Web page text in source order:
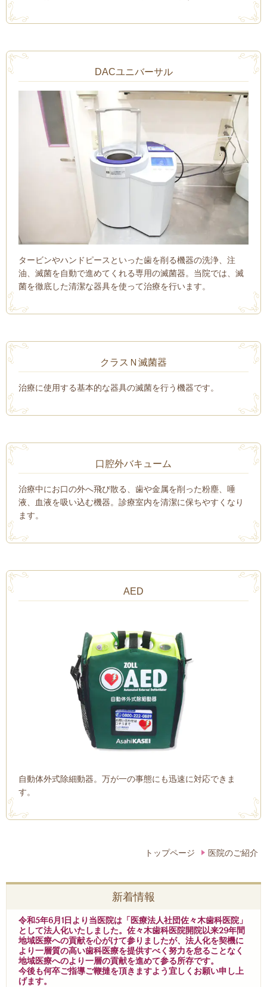
DACユニバーサル
タービンやハンドピースといった歯を削る機器の洗浄、注
油、滅菌を自動で進めてくれる専用の滅菌器。当院では、滅
菌を徹底した清潔な器具を使って治療を行います。
クラスＮ滅菌器
治療に使用する基本的な器具の滅菌を行う機器です。
口腔外バキューム
治療中にお口の外へ飛び散る、歯や金属を削った粉塵、唾
液、血液を吸い込む機器。診療室内を清潔に保ちやすくなり
ます。
AED
自動体外式除細動器。万が一の事態にも迅速に対応できま
す。
トップページ 医院のご紹介
新着情報
令和5年6月1日より当医院は「医療法人社団佐々木歯科医院」
として法人化いたしました。佐々木歯科医院開院以来29年間
地域医療への貢献を心がけて参りましたが、法人化を契機に
より一層質の高い歯科医療を提供すべく努力を怠ることなく
地域医療へのより一層の貢献を進めて参る所存です。
今後も何卒ご指導ご鞭撻を頂きますよう宜しくお願い申し上
げます。